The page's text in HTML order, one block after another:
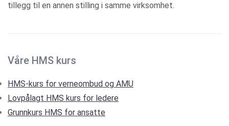
tillegg til en annen stilling i samme virksomhet.
Våre HMS kurs
HMS-kurs for verneombud og AMU
Lovpålagt HMS kurs for ledere
Grunnkurs HMS for ansatte